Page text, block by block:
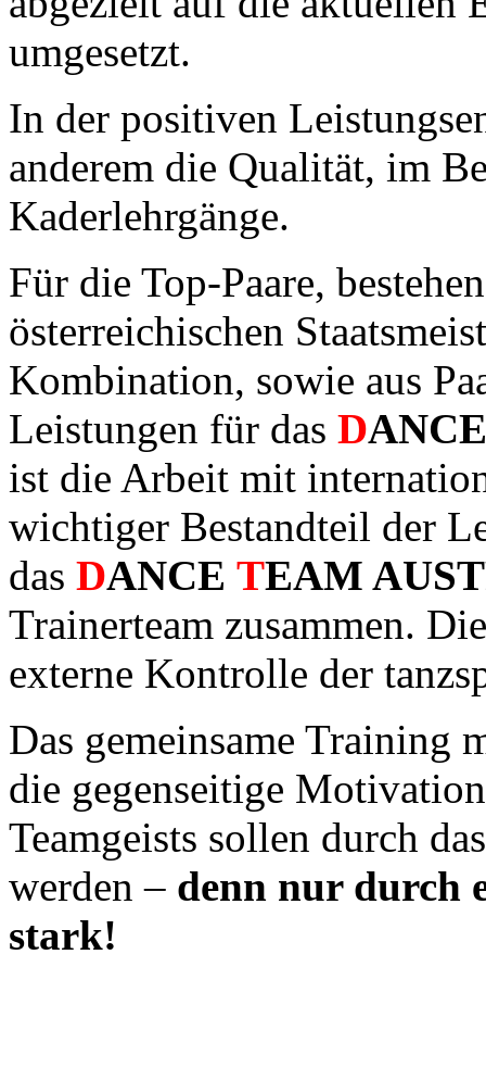
umgesetzt.
In der positiven
anderem die Qualität, im
Kaderlehrgänge.
Für die Top-Paare,
österreichischen
Kombination, sowie aus
Leistungen für das D
ist die Arbeit mit
wichtiger Bestandteil der
das DANCE TEAM
Trainerteam zusammen.
externe Kontrolle der
Das gemeinsame Training
die gegenseitige
Teamgeists sollen durch
werden – denn nur durch
stark!